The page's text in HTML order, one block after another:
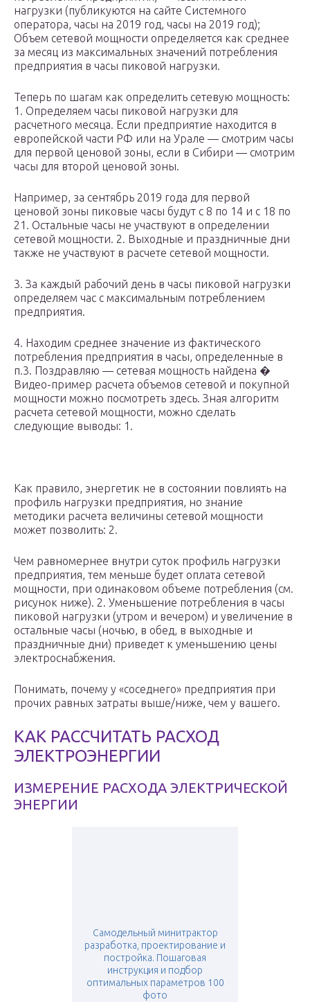
нагрузки (публикуются на сайте Системного
оператора, часы на 2019 год, часы на 2019 год);
Объем сетевой мощности определяется как среднее
за месяц из максимальных значений потребления
предприятия в часы пиковой нагрузки.
Теперь по шагам как определить сетевую мощность:
1. Определяем часы пиковой нагрузки для
расчетного месяца. Если предприятие находится в
европейской части РФ или на Урале — смотрим часы
для первой ценовой зоны, если в Сибири — смотрим
часы для второй ценовой зоны.
Например, за сентябрь 2019 года для первой
ценовой зоны пиковые часы будут с 8 по 14 и с 18 по
21. Остальные часы не участвуют в определении
сетевой мощности. 2. Выходные и праздничные дни
также не участвуют в расчете сетевой мощности.
3. За каждый рабочий день в часы пиковой нагрузки
определяем час с максимальным потреблением
предприятия.
4. Находим среднее значение из фактического
потребления предприятия в часы, определенные в
п.3. Поздравляю — сетевая мощность найдена �
Видео-пример расчета объемов сетевой и покупной
мощности можно посмотреть здесь. Зная алгоритм
расчета сетевой мощности, можно сделать
следующие выводы: 1.
Как правило, энергетик не в состоянии повлиять на
профиль нагрузки предприятия, но знание
методики расчета величины сетевой мощности
может позволить: 2.
Чем равномернее внутри суток профиль нагрузки
предприятия, тем меньше будет оплата сетевой
мощности, при одинаковом объеме потребления (см.
рисунок ниже). 2. Уменьшение потребления в часы
пиковой нагрузки (утром и вечером) и увеличение в
остальные часы (ночью, в обед, в выходные и
праздничные дни) приведет к уменьшению цены
электроснабжения.
Понимать, почему у «соседнего» предприятия при
прочих равных затраты выше/ниже, чем у вашего.
КАК РАССЧИТАТЬ РАСХОД
ЭЛЕКТРОЭНЕРГИИ
ИЗМЕРЕНИЕ РАСХОДА ЭЛЕКТРИЧЕСКОЙ
ЭНЕРГИИ
Самодельный минитрактор
разработка, проектирование и
постройка. Пошаговая
инструкция и подбор
оптимальных параметров 100
фото